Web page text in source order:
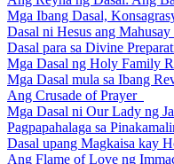
Mga Ibang Dasal,
Dasal ni Hesus ang
Dasal para sa Divine
Mga Dasal ng Holy Family
Mga Dasal mula sa Ibang
Ang Crusade of Prayer
Mga Dasal ni Our Lady ng
Pagpapahalaga sa
Dasal upang Magkaisa kay
Ang Flame of Love ng